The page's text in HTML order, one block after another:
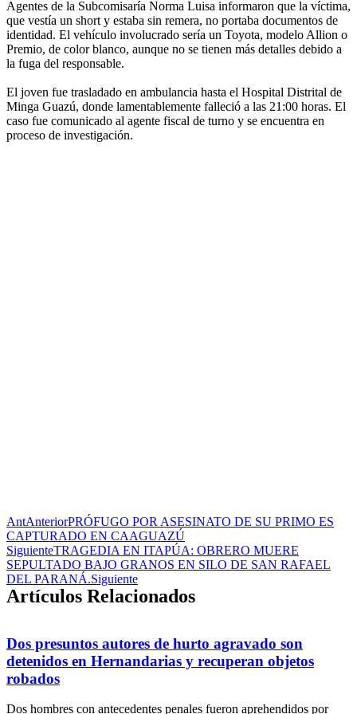
Agentes de la Subcomisaría Norma Luisa informaron que la víctima,
que vestía un short y estaba sin remera, no portaba documentos de
identidad. El vehículo involucrado sería un Toyota, modelo Allion o
Premio, de color blanco, aunque no se tienen más detalles debido a
la fuga del responsable.
El joven fue trasladado en ambulancia hasta el Hospital Distrital de
Minga Guazú, donde lamentablemente falleció a las 21:00 horas. El
caso fue comunicado al agente fiscal de turno y se encuentra en
proceso de investigación.
AntAnteriorPRÓFUGO POR ASESINATO DE SU PRIMO ES
CAPTURADO EN CAAGUAZÚ
SiguienteTRAGEDIA EN ITAPÚA: OBRERO MUERE
SEPULTADO BAJO GRANOS EN SILO DE SAN RAFAEL
DEL PARANÁ.Siguiente
Artículos Relacionados
Dos presuntos autores de hurto agravado son
detenidos en Hernandarias y recuperan objetos
robados
Dos hombres con antecedentes penales fueron aprehendidos por